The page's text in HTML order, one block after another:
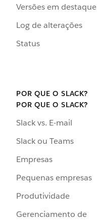
Versões em destaque
Log de alterações
Status
POR QUE O SLACK?
POR QUE O SLACK?
Slack vs. E-mail
Slack ou Teams
Empresas
Pequenas empresas
Produtividade
Gerenciamento de